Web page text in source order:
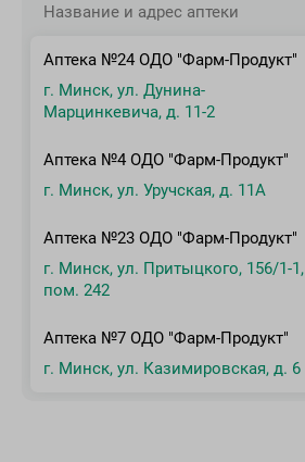
Название и адрес аптеки
Аптека №24 ОДО "Фарм-Продукт"
г. Минск, ул. Дунина-
Марцинкевича, д. 11-2
Аптека №4 ОДО "Фарм-Продукт"
г. Минск, ул. Уручская, д. 11А
Аптека №23 ОДО "Фарм-Продукт"
г. Минск, ул. Притыцкого, 156/1-1,
пом. 242
Аптека №7 ОДО "Фарм-Продукт"
г. Минск, ул. Казимировская, д. 6